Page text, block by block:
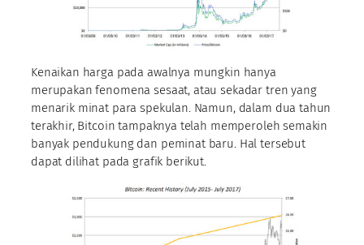
Kenaikan harga pada awalnya mungkin hanya
merupakan fenomena sesaat, atau sekadar tren yang
menarik minat para spekulan. Namun, dalam dua tahun
terakhir, Bitcoin tampaknya telah memperoleh semakin
banyak pendukung dan peminat baru. Hal tersebut
dapat dilihat pada grafik berikut.